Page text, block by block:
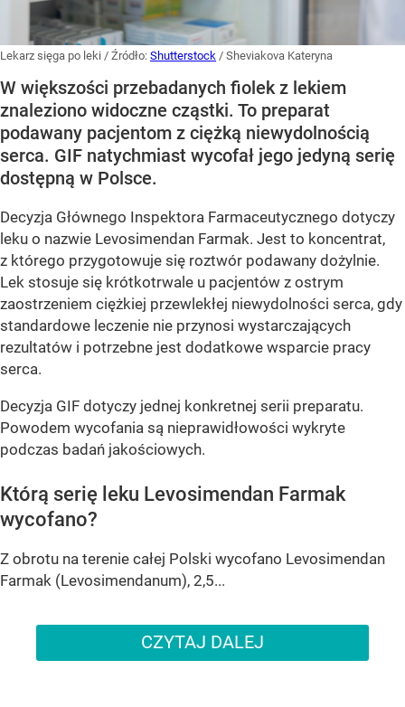
Lekarz sięga po leki / Źródło: Shutterstock / Sheviakova Kateryna
W większości przebadanych fiolek z lekiem
znaleziono widoczne cząstki. To preparat
podawany pacjentom z ciężką niewydolnością
serca. GIF natychmiast wycofał jego jedyną serię
dostępną w Polsce.
Decyzja Głównego Inspektora Farmaceutycznego dotyczy
leku o nazwie Levosimendan Farmak. Jest to koncentrat,
z którego przygotowuje się roztwór podawany dożylnie.
Lek stosuje się krótkotrwale u pacjentów z ostrym
zaostrzeniem ciężkiej przewlekłej niewydolności serca, gdy
standardowe leczenie nie przynosi wystarczających
rezultatów i potrzebne jest dodatkowe wsparcie pracy
serca.
Decyzja GIF dotyczy jednej konkretnej serii preparatu.
Powodem wycofania są nieprawidłowości wykryte
podczas badań jakościowych.
Którą serię leku Levosimendan Farmak
wycofano?
Z obrotu na terenie całej Polski wycofano Levosimendan
Farmak (Levosimendanum), 2,5...
CZYTAJ DALEJ